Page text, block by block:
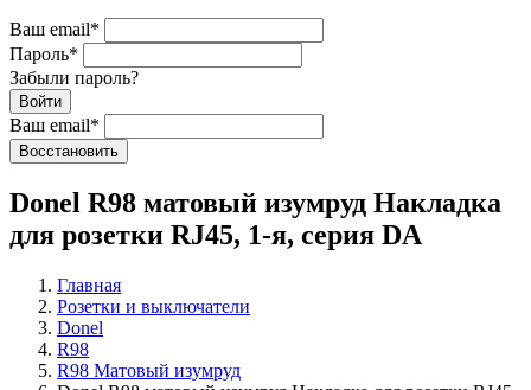
Ваш email*
Пароль*
Забыли пароль?
Войти
Ваш email*
Воcстановить
Donel R98 матовый изумруд Накладка
для розетки RJ45, 1-я, серия DA
Главная
Розетки и выключатели
Donel
R98
R98 Матовый изумруд